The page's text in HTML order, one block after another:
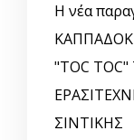
Η νέα
"TOC
ΣΙΝΤΙΚΗΣ